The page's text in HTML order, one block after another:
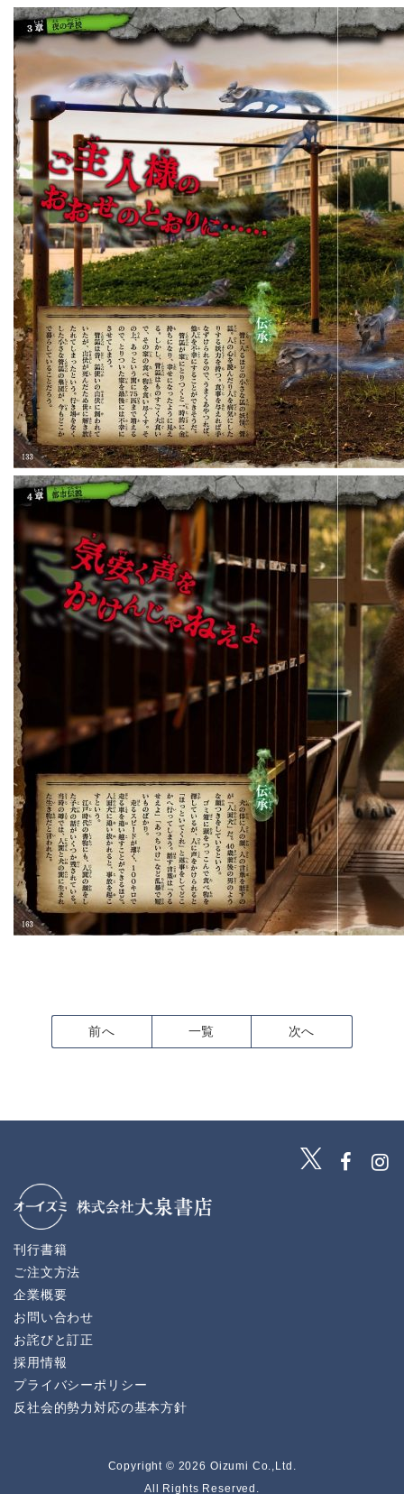
前へ 一覧 次へ
刊行書籍
ご注文方法
企業概要
お問い合わせ
お詫びと訂正
採用情報
プライバシーポリシー
反社会的勢力対応の基本方針
Copyright © 2026 Oizumi Co.,Ltd.
All Rights Reserved.